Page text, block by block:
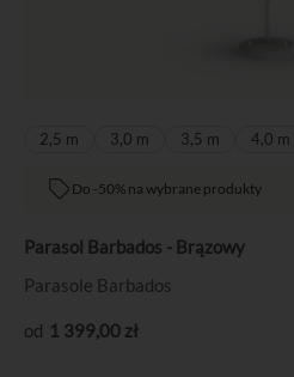
2,5 m 3,0 m 3,5 m 4,0 m
Do -50% na wybrane produkty
Parasol Barbados - Brązowy
Parasole Barbados
1 399,00 zł